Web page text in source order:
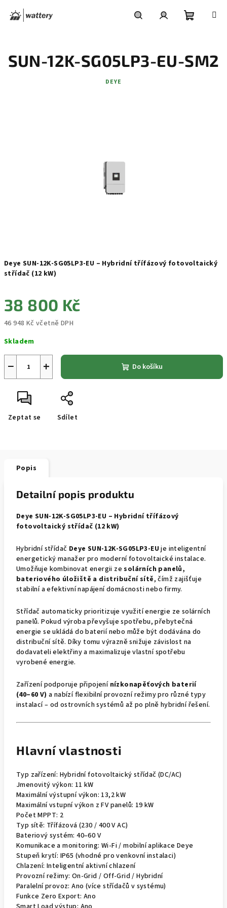
košík
Deye SUN-12K-SG05LP3-EU – Hybridní třífázový fotovoltaický
střídač (12 kW)
38 800 Kč
46 948 Kč včetně DPH
cena:
Skladem
+
− Do košíku
Zeptat se Sdílet
SUN-12K-SG05LP3-EU-SM2
DEYE
Popis
Detailní popis produktu
Deye SUN-12K-SG05LP3-EU – Hybridní třífázový
fotovoltaický střídač (12 kW)
Hybridní střídač Deye SUN-12K-SG05LP3-EUje inteligentní
energetický manažer pro moderní fotovoltaické instalace.
Umožňuje kombinovat energii zesolárních panelů,
bateriového úložiště a distribuční sítě, čímž zajišťuje
stabilní a efektivní napájení domácnosti nebo firmy.
Střídač automaticky prioritizuje využití energie ze solárních
panelů. Pokud výroba převyšuje spotřebu, přebytečná
energie se ukládá do baterií nebo může být dodávána do
distribuční sítě. Díky tomu výrazně snižuje závislost na
dodavateli elektřiny a maximalizuje vlastní spotřebu
vyrobené energie.
Zařízení podporuje připojení nízkonapěťových baterií
(40–60 V) a nabízí flexibilní provozní režimy pro různé typy
instalací – od ostrovních systémů až po plně hybridní řešení.
Hlavní vlastnosti
Typ zařízení: Hybridní fotovoltaický střídač (DC/AC)
Jmenovitý výkon: 11 kW
Maximální výstupní výkon: 13,2 kW
Maximální vstupní výkon z FV panelů: 19 kW
Počet MPPT: 2
Typ sítě: Třífázová (230 / 400 V AC)
Bateriový systém: 40–60 V
Komunikace a monitoring: Wi-Fi / mobilní aplikace Deye
Stupeň krytí: IP65 (vhodné pro venkovní instalaci)
Chlazení: Inteligentní aktivní chlazení
Provozní režimy: On-Grid / Off-Grid / Hybridní
Paralelní provoz: Ano (více střídačů v systému)
Funkce Zero Export: Ano